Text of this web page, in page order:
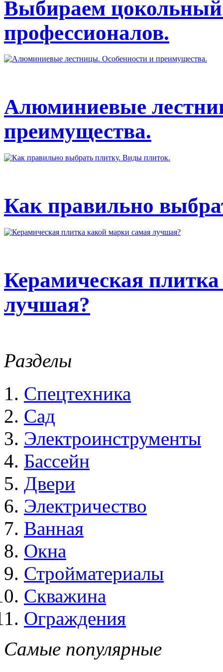
Выбираем цокольный
профессионалов.
Алюминиевые
преимущества.
Как правильно
Керамическая
лучшая?
Разделы
Спецтехника
Сад
Электроинструменты
Бассейн
Двери
Электричество
Ванная
Окна
Стройматериалы
Скважина
Ограждения
Самые популярные